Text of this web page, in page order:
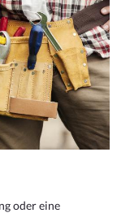
oder eine